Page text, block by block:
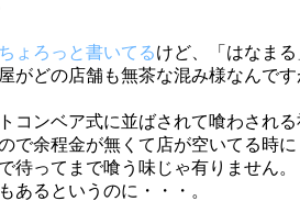
ょろっと書いてるけど、「はなま
がどの店舗も無茶な混み様なんで
コンベア式に並ばされて喰わされ
で余程金が無くて店が空いてる時
待ってまで喰う味じゃ有りません
あるというのに・・・。